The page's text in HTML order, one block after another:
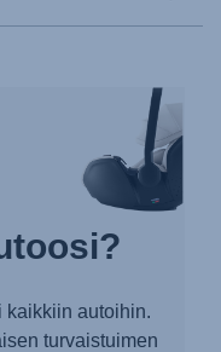
kaikkiin autoihin.
turvaistuimen